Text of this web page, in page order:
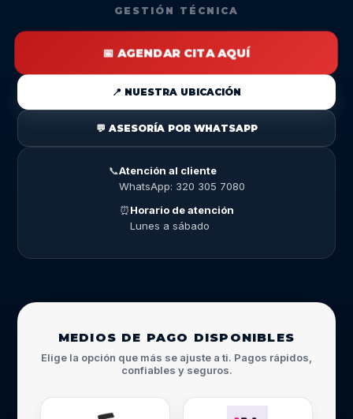
GESTIÓN TÉCNICA
📅 AGENDAR CITA AQUÍ
📍 NUESTRA UBICACIÓN
💬 ASESORÍA POR WHATSAPP
📞Atención al cliente
WhatsApp: 320 305 7080
⏰Horario de atención
Lunes a sábado
MEDIOS DE PAGO DISPONIBLES
Elige la opción que más se ajuste a ti. Pagos rápidos,
confiables y seguros.